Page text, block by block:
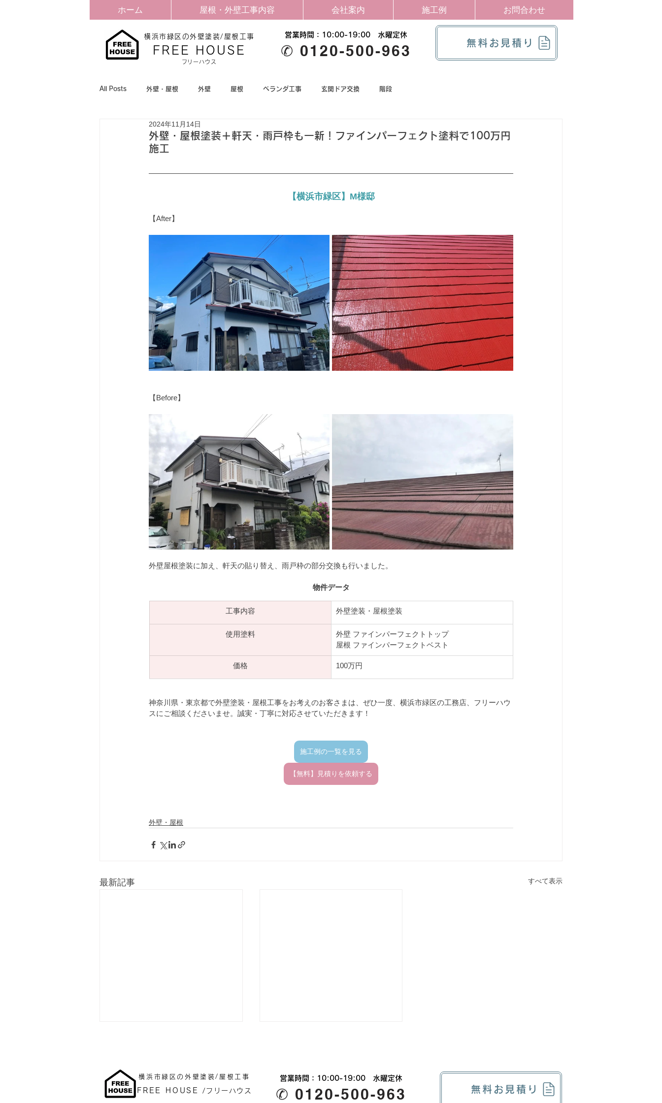
ホーム 屋根・外壁工事内容 会社案内 施工例 お問合わせ
横浜市緑区の外壁塗装/屋根工事
​FREE HOUSE
​フリーハウス
営業時間：10:00-19:00​ 水曜定休
✆ 0120-500-963 無料お見積り
All Posts 外壁・屋根 外壁 屋根 ベランダ工事 玄関ドア交換 階段
外壁・屋根塗装＋軒天・雨戸枠も一新！ファインパーフェクト塗料で100万円
施工
2024年11月14日
【横浜市緑区】M様邸
【After】
【Before】
外壁屋根塗装に加え、軒天の貼り替え、雨戸枠の部分交換も行いました。
物件データ
​工事内容 外壁塗装・屋根塗装
​使用塗料
外壁 ファインパーフェクトトップ
屋根 ファインパーフェクトベスト
価格 100万円
神奈川県・東京都で外壁塗装・屋根工事をお考えのお客さまは、ぜひ一度、横浜市緑区の工務店、フリーハウ
スにご相談くださいませ。誠実・丁寧に対応させていただきます！
施工例の一覧を見る
【無料】見積りを依頼する
外壁・屋根
最新記事 すべて表示
横浜市緑区の外壁塗装/屋根工事
F REE HOUSE /フリーハウ ス
営業時間：10:00-19:00​ 水曜定休
✆ 0120-500-963 無料お見積り